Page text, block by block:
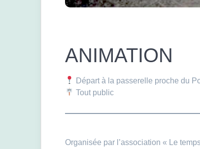
ANIMATION
Départ à la passerelle proche du
Tout public
Organisée par l’association « Le